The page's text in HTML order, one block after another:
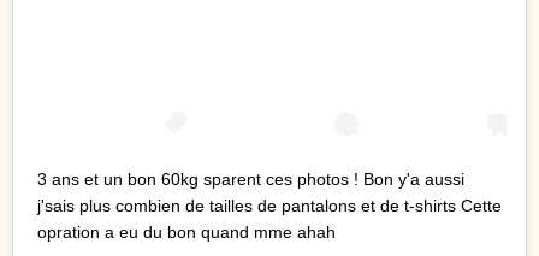
3 ans et un bon 60kg sparent ces photos ! Bon y'a aussi
j'sais plus combien de tailles de pantalons et de t-shirts Cette
opration a eu du bon quand mme ahah